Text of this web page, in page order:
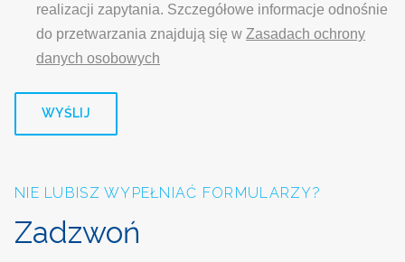
realizacji zapytania. Szczegółowe informacje odnośnie
do przetwarzania znajdują się w Zasadach ochrony
danych osobowych
WYŚLIJ
NIE LUBISZ WYPEŁNIAĆ FORMULARZY?
Zadzwoń